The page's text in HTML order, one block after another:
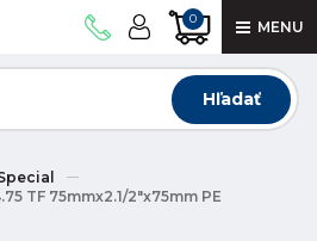
0 MENU
Hľadať
TF 75mmx2.1/2"x75mm PE